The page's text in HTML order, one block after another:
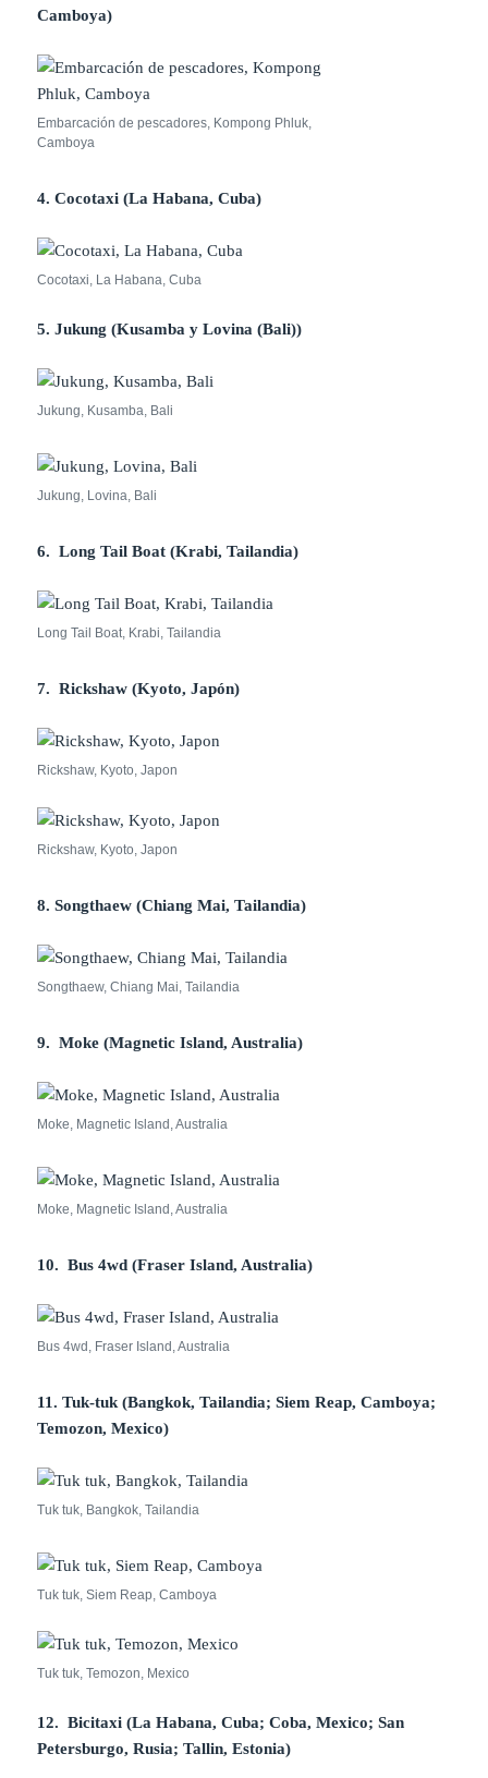
Camboya)
Embarcación de pescadores, Kompong Phluk,
Camboya
4. Cocotaxi (La Habana, Cuba)
Cocotaxi, La Habana, Cuba
5. Jukung (Kusamba y Lovina (Bali))
Jukung, Kusamba, Bali
Jukung, Lovina, Bali
6. Long Tail Boat (Krabi, Tailandia)
Long Tail Boat, Krabi, Tailandia
7. Rickshaw (Kyoto, Japón)
Rickshaw, Kyoto, Japon
Rickshaw, Kyoto, Japon
8.Songthaew (Chiang Mai, Tailandia)
Songthaew, Chiang Mai, Tailandia
9. Moke (Magnetic Island, Australia)
Moke, Magnetic Island, Australia
Moke, Magnetic Island, Australia
10. Bus 4wd (Fraser Island, Australia)
Bus 4wd, Fraser Island, Australia
11. Tuk-tuk (Bangkok, Tailandia; Siem Reap, Camboya;
Temozon, Mexico)
Tuk tuk, Bangkok, Tailandia
Tuk tuk, Siem Reap, Camboya
Tuk tuk, Temozon, Mexico
12. Bicitaxi (La Habana, Cuba; Coba, Mexico; San
Petersburgo, Rusia; Tallin, Estonia)